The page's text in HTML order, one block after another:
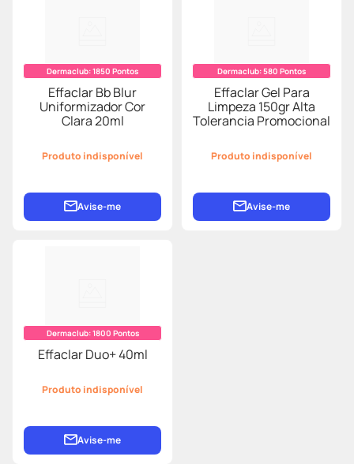
Dermaclub:1850 Pontos
Effaclar Bb Blur
Uniformizador Cor
Clara 20ml
Produto indisponível
Avise-me
Dermaclub:580 Pontos
Effaclar Gel Para
Limpeza 150gr Alta
Tolerancia Promocional
Produto indisponível
Avise-me
Dermaclub:1800 Pontos
Effaclar Duo+ 40ml
Produto indisponível
Avise-me